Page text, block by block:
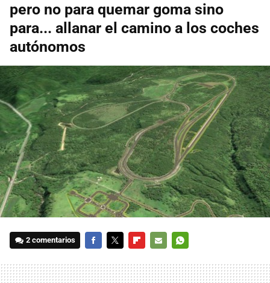
pero no para quemar goma sino
para... allanar el camino a los coches
autónomos
2 comentarios
MAIL